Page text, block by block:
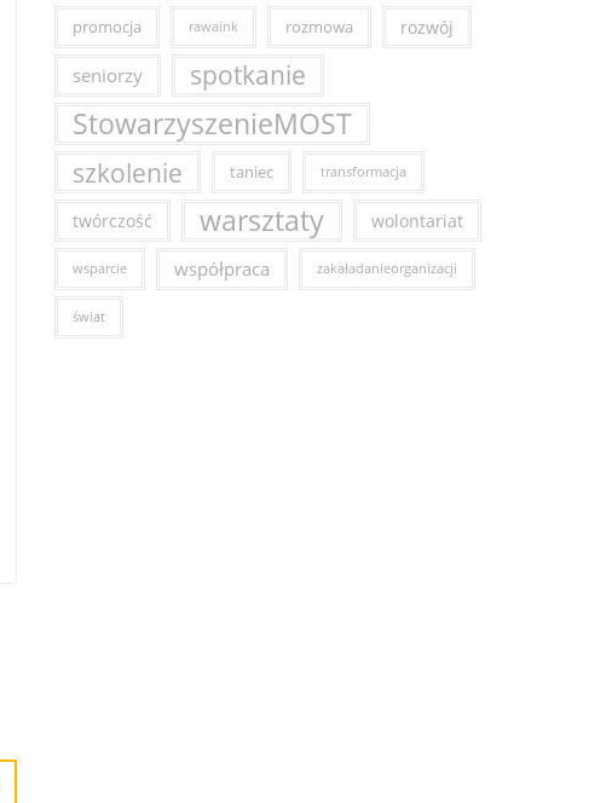
promocja rawaink rozmowa rozwój
seniorzy spotkanie
StowarzyszenieMOST
szkolenie taniec transformacja
twórczość warsztaty wolontariat
wsparcie współpraca zakaładanieorganizacji
świat